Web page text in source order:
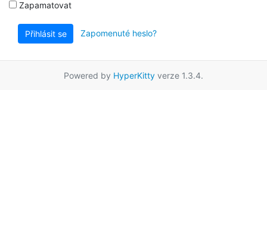
Zapamatovat
Přihlásit se Zapomenuté heslo?
Powered by HyperKitty verze 1.3.4.